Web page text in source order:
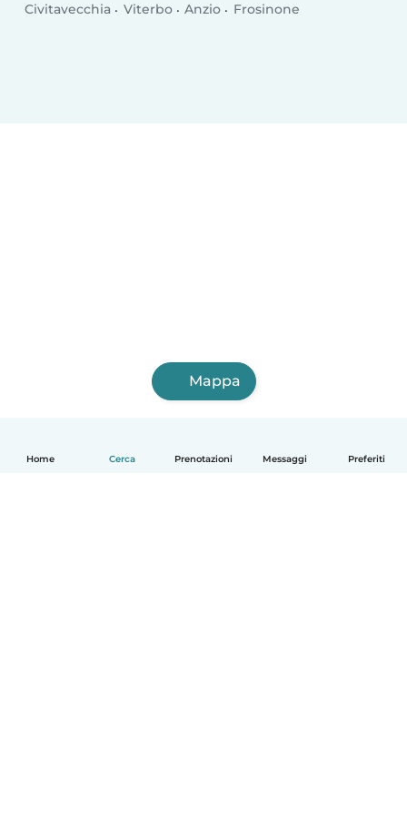
Home Cerca Prenotazioni Messaggi Preferiti
Civitavecchia
Viterbo Anzio Frosinone
Mappa